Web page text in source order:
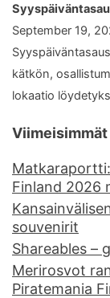
September 19,
kätkön,
lokaatio
Finland 2026
souvenirit
Shareables –
Merirosvot
Piratemania